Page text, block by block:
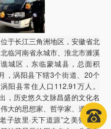
于长江三角洲地区，安徽省北
临河南省永城市、淮北市濉溪
城区，东临蒙城县，总面积
，涡阳县下辖3个街道、20个
阳县常住人口112.91万人。
，历史悠久文脉昌盛的文化名
大的思想家、哲学家、道家学
子故里·天下道源”之美誉；尹